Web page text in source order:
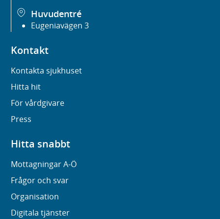
Huvudentré
Eugeniavägen 3
Kontakt
Kontakta sjukhuset
Hitta hit
För vårdgivare
Press
Hitta snabbt
Mottagningar A-Ö
Frågor och svar
Organisation
Digitala tjänster